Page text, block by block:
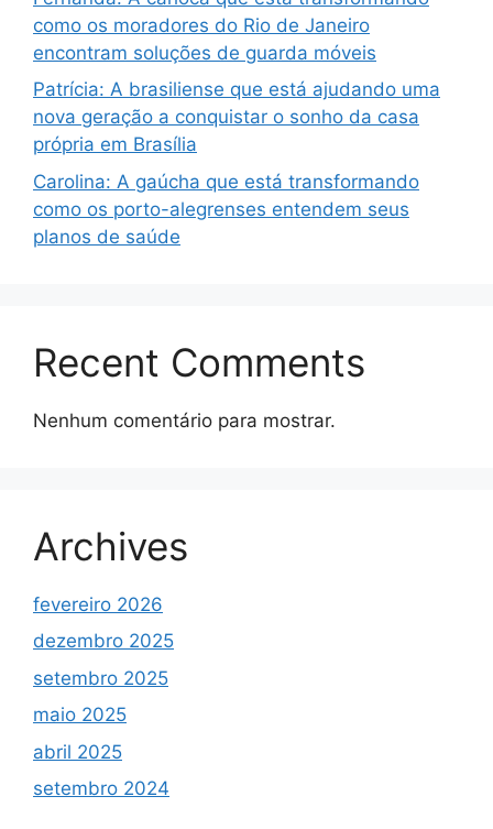
como os moradores do Rio de Janeiro
encontram soluções de guarda móveis
Patrícia: A brasiliense que está ajudando uma
nova geração a conquistar o sonho da casa
própria em Brasília
Carolina: A gaúcha que está transformando
como os porto-alegrenses entendem seus
planos de saúde
Recent Comments
Nenhum comentário para mostrar.
Archives
fevereiro 2026
dezembro 2025
setembro 2025
maio 2025
abril 2025
setembro 2024